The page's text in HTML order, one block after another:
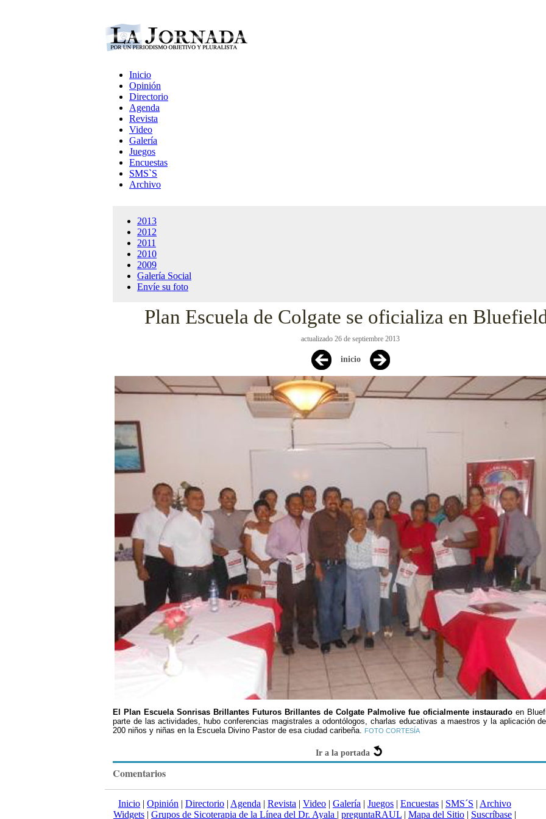
Inicio
Opinión
Directorio
Agenda
Revista
Video
Galería
Juegos
Encuestas
SMS`S
Archivo
2013
2012
2011
2010
2009
Galería Social
Envíe su foto
Plan Escuela de Colgate se oficializa en
actualizado 26 de septiembre 2013
inicio
El Plan Escuela Sonrisas Brillantes Futuros Brillantes de Colgate Palmolive fue oficialmente instaurado en
parte de las actividades, hubo conferencias magistrales a odontólogos, charlas educativas a maestros y la aplicación
200 niños y niñas en la Escuela Divino Pastor de esa ciudad caribeña. FOTO CORTESÍA
Ir a la portada
Comentarios
Inicio | Opinión | Directorio | Agenda | Revista | Video | Galería | Juegos | Encuestas | SMS´S | Archivo
Widgets | Grupos de Sicoterapia de la Línea del Dr. Ayala | preguntaRAUL | Mapa del Sitio | Suscríbase |